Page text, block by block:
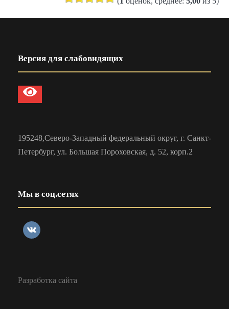
Версия для слабовидящих
195248,Северо-Западный федеральный округ, г. Санкт-
Петербург, ул. Большая Пороховская, д. 52, корп.2
Мы в соц.сетях
Разработка сайта